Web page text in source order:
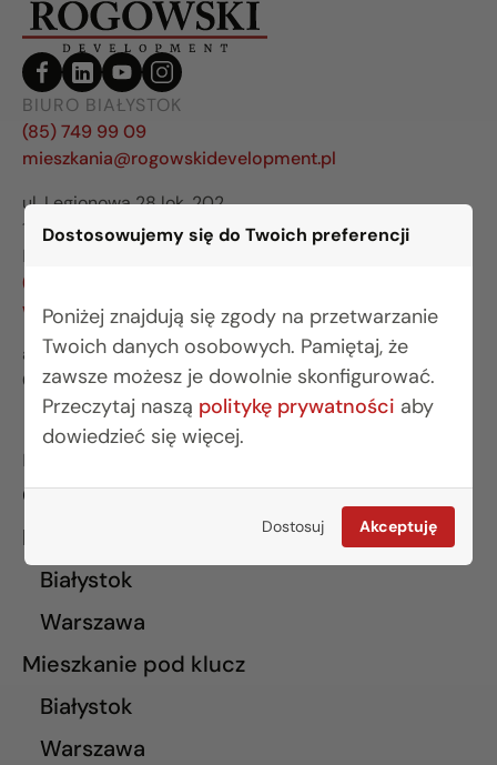
Dostosowujemy się do Twoich preferencji
Poniżej znajdują się zgody na przetwarzanie
Twoich danych osobowych. Pamiętaj, że
zawsze możesz je dowolnie skonfigurować.
Przeczytaj naszą politykę prywatności aby
dowiedzieć się więcej.
Dostosuj Akceptuję
BIURO BIAŁYSTOK
(85) 749 99 09
mieszkania@rogowskidevelopment.pl
ul. Legionowa 28 lok. 202
15-281 Białystok
BIURO WARSZAWA
(22) 642 03 55
warszawa@rogowskidevelopment.pl
al. Wilanowska 67E lok. U5
02-765 Warszawa
INFORMACJE
O nas
Finansowanie
Białystok
Warszawa
Mieszkanie pod klucz
Białystok
Warszawa